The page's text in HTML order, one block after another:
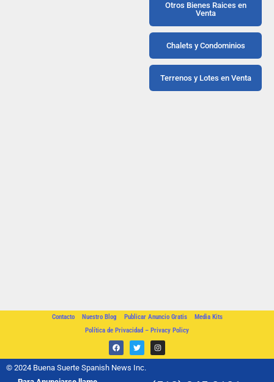
Otros Bienes Raices en
Venta
Chalets y Condominios
Terrenos y Lotes en Venta
Contacto Nuestro Blog Publicar Anuncio Gratis
Media Kits
Política de Privacidad – Privacy Policy
© 2024 Buena Suerte Spanish News Inc.